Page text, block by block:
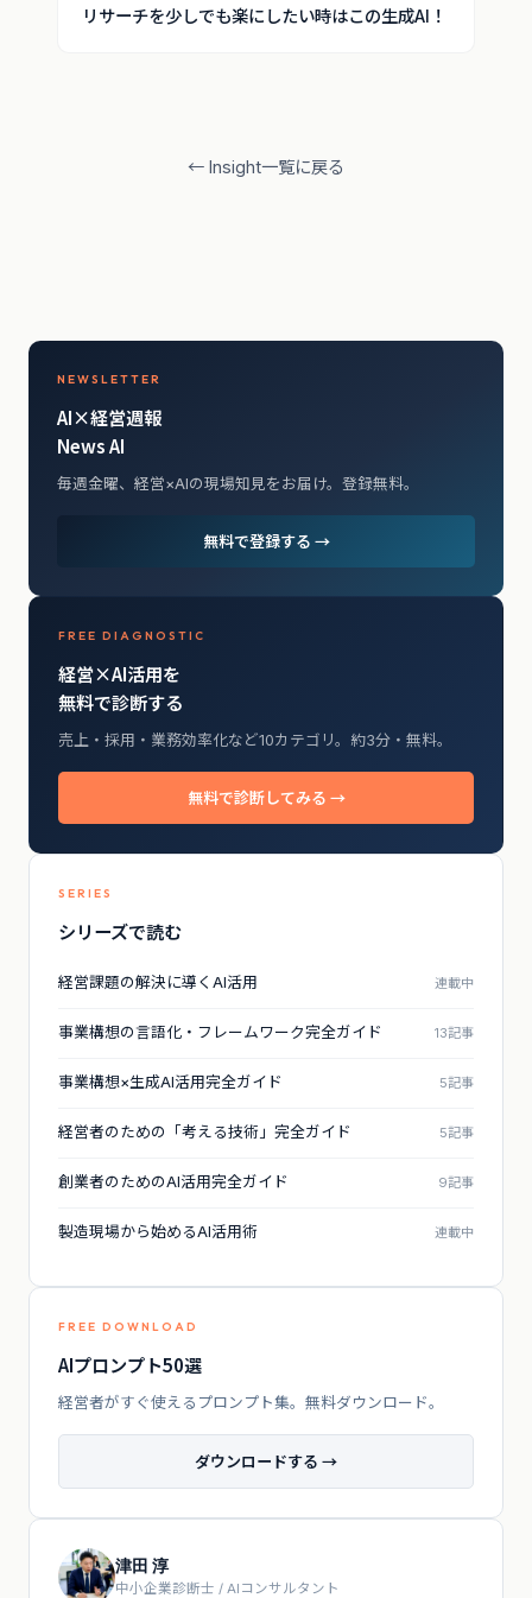
リサーチを少しでも楽にしたい時はこの生成AI！
← Insight一覧に戻る
NEWSLETTER
AI×経営週報
News AI
毎週金曜、経営×AIの現場知見をお届け。登録無料。
無料で登録する →
FREE DIAGNOSTIC
経営×AI活用を
無料で診断する
売上・採用・業務効率化など10カテゴリ。約3分・無料。
無料で診断してみる →
SERIES
シリーズで読む
経営課題の解決に導くAI活用 連載中
事業構想の言語化・フレームワーク完全ガイド 13記事
事業構想×生成AI活用完全ガイド 5記事
経営者のための「考える技術」完全ガイド 5記事
創業者のためのAI活用完全ガイド 9記事
製造現場から始めるAI活用術 連載中
FREE DOWNLOAD
AIプロンプト50選
経営者がすぐ使えるプロンプト集。無料ダウンロード。
ダウンロードする →
津田 淳
中小企業診断士 / AIコンサルタント